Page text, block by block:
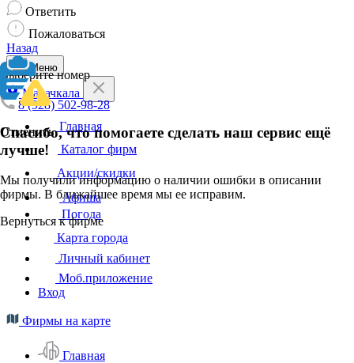
Ответить
Пожаловаться
Назад
Выберите номер
8 (928) 502-98-28
Отменить
Спасибо, что помогаете сделать наш сервис ещё
лучше!
Мы получили информацию о наличии ошибки в описании
фирмы. В ближайшее время мы ее исправим.
Вернуться к фирме
Меню
Махачкала
Главная
Каталог фирм
Акции/скидки
Афиша
Погода
Карта города
Личный кабинет
Моб.приложение
Вход
Фирмы на карте
Главная